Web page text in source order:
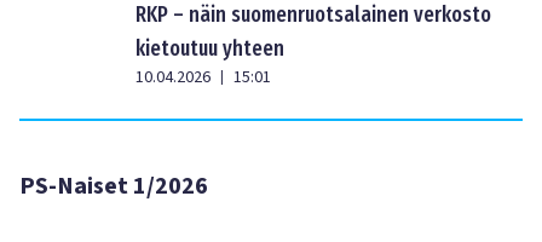
RKP – näin suomenruotsalainen verkosto
kietoutuu yhteen
10.04.2026 | 15:01
PS-Naiset 1/2026